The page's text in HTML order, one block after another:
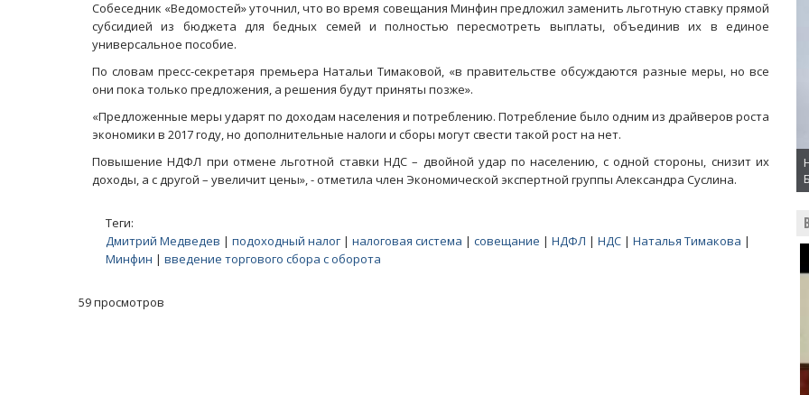
Собеседник «Ведомостей» уточнил, что во время совещания Минфин предложил заменить льготную ставку прямой
субсидией из бюджета для бедных семей и полностью пересмотреть выплаты, объединив их в единое
универсальное пособие.
По словам пресс-секретаря премьера Натальи Тимаковой, «в правительстве обсуждаются разные меры, но все
они пока только предложения, а решения будут приняты позже».
«Предложенные меры ударят по доходам населения и потреблению. Потребление было одним из драйверов роста
экономики в 2017 году, но дополнительные налоги и сборы могут свести такой рост на нет.
Повышение НДФЛ при отмене льготной ставки НДС – двойной удар по населению, с одной стороны, снизит их
доходы, а с другой – увеличит цены», - отметила член Экономической экспертной группы Александра Суслина.
Теги:
Дмитрий Медведев | подоходный налог | налоговая система | совещание | НДФЛ | НДС | Наталья Тимакова |
Минфин | введение торгового сбора с оборота
59 просмотров